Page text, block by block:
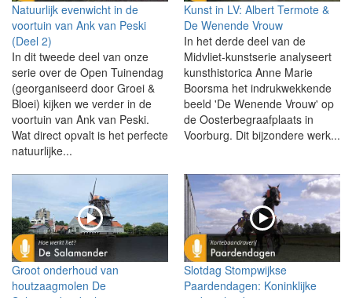
Natuurlijk evenwicht in de
voortuin van Ank van Peski
(Deel 2)
In dit tweede deel van onze
serie over de Open Tuinendag
(georganiseerd door Groei &
Bloei) kijken we verder in de
voortuin van Ank van Peski.
Wat direct opvalt is het perfecte
natuurlijke...
Kunst in LV: Albert Termote &
De Wenende Vrouw
In het derde deel van de
Midvliet-kunstserie analyseert
kunsthistorica Anne Marie
Boorsma het indrukwekkende
beeld 'De Wenende Vrouw' op
de Oosterbegraafplaats in
Voorburg. Dit bijzondere werk...
Groot onderhoud van
houtzaagmolen De
Slotdag Stompwijkse
Paardendagen: Koninklijke